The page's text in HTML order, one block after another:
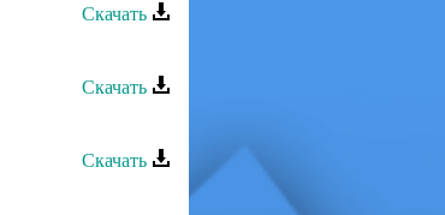
Скачать
Скачать
Скачать